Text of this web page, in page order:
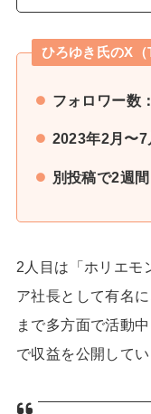
ひろゆき氏のX
フォロワー数
2023年2月〜
別投稿で2週
2人目は「ホリエモ
ア社長として有名
まで多方面で活動
で収益を公開してい